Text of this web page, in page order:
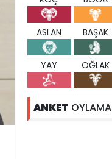
ASLAN BAŞAK
YAY OĞLAK
ANKET OYLAMA